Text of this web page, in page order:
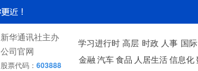
新华通讯社主办
公司官网
股票代码： 603888
学习进行时 高层 时政 人事 国际
金融 汽车食品 人居生活信息化